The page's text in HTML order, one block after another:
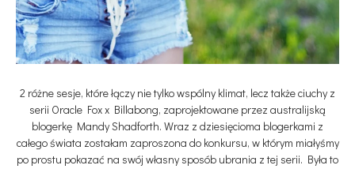
2 różne sesje, które łączy nie tylko wspólny klimat, lecz także ciuchy z
serii Oracle Fox x Billabong, zaprojektowane przez australijską
blogerkę Mandy Shadforth. Wraz z dziesięcioma blogerkami z
całego świata zostałam zaproszona do konkursu, w którym miałyśmy
po prostu pokazać na swój własny sposób ubrania z tej serii. Była to